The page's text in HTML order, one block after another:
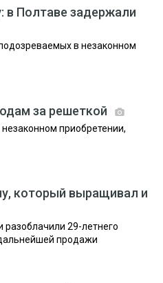
в Полтаве задержали
в незаконном
за решеткой
приобретении,
который выращивал и
разоблачили 29-летнего
продажи